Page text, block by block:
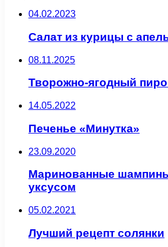
04.02.2023
Салат из курицы с
08.11.2025
Творожно-ягодный
14.05.2022
Печенье «Минутка»
23.09.2020
Маринованные
уксусом
05.02.2021
Лучший рецепт солянки